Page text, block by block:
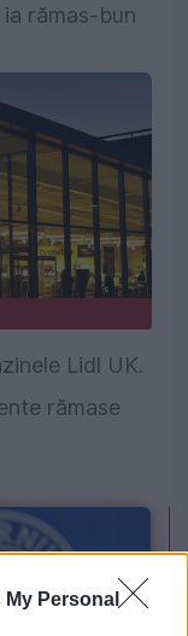
Personal
rămas-bun
Lidl UK.
rămase